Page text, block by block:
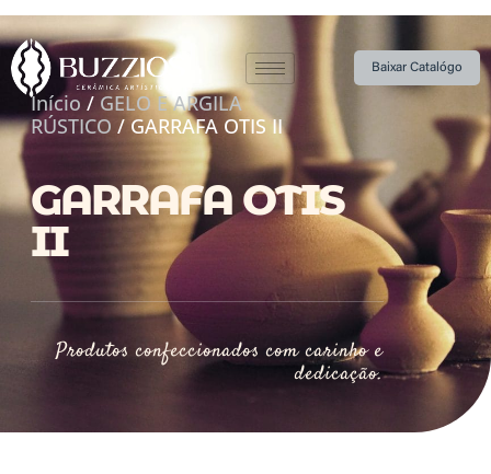
Baixar Catalógo
Início / GELO E ARGILA
RÚSTICO / GARRAFA OTIS II
GARRAFA OTIS
II
Produtos confeccionados com carinho e
dedicação.